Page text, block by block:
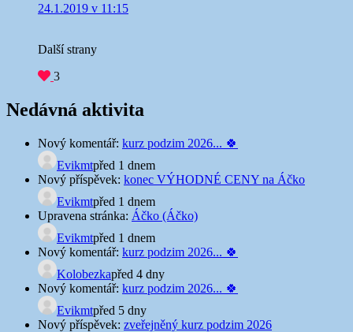
24.1.2019 v 11:15
Další strany
3
Nedávná aktivita
Nový komentář: kurz podzim 2026... 🍀
Evikmtpřed 1 dnem
Nový příspěvek: konec VÝHODNÉ CENY na Áčko
Evikmtpřed 1 dnem
Upravena stránka: Áčko (Áčko)
Evikmtpřed 1 dnem
Nový komentář: kurz podzim 2026... 🍀
Kolobezkapřed 4 dny
Nový komentář: kurz podzim 2026... 🍀
Evikmtpřed 5 dny
Nový příspěvek: zveřejněný kurz podzim 2026